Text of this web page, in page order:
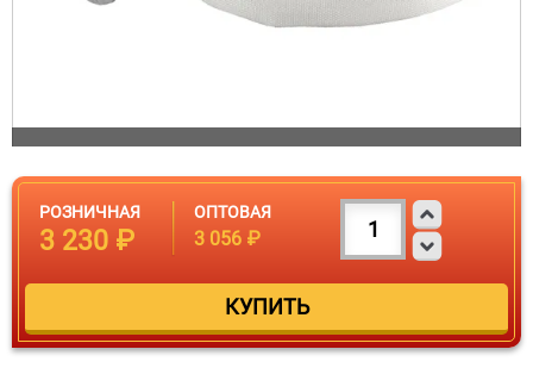
РОЗНИЧНАЯ
3 230 ₽
ОПТОВАЯ
3 056 ₽